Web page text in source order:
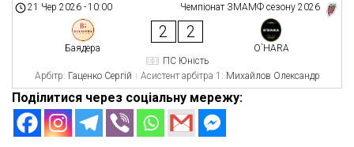
Чемпіонат ЗМАМФ сезону 2026
21 Чер 2026 -10:00
Баядера
2 2
O`HARA
ПС Юність
Арбітр: Гаценко Сергій Асистент арбітра 1: Михайлов Олександр
Поділитися через соціальну мережу: